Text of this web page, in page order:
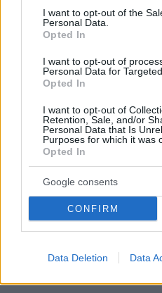
consent section.
I want to opt-out of the
Personal Data.
Opted In
I want to opt-out of
Personal Data for
Opted In
I want to opt-out of
Retention, Sale, and/or
Personal Data that Is
Purposes for which it was
Opted In
Google consents
CONFIRM
Data Deletion Data
Προηγούμενη
Πρωινή Κιλκίς
Τα σχόλια έχουν
όλους